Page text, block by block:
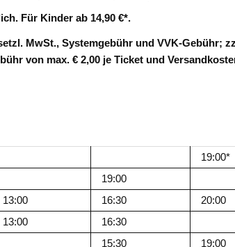
Für Kinder ab 14,90 €*.
MwSt., Systemgebühr und VVK-Gebühr;
von max. € 2,00 je Ticket und
19:00*
19:00
13:00 16:30
20:00
13:00
16:30
15:30
19:00